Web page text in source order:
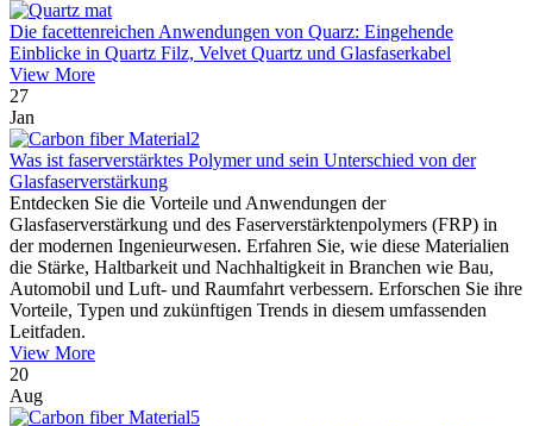
Die facettenreichen Anwendungen von Quarz: Eingehende
Einblicke in Quartz Filz, Velvet Quartz und Glasfaserkabel
View More
27
Jan
Was ist faserverstärktes Polymer und sein Unterschied von der
Glasfaserverstärkung
Entdecken Sie die Vorteile und Anwendungen der
Glasfaserverstärkung und des Faserverstärktenpolymers (FRP) in
der modernen Ingenieurwesen. Erfahren Sie, wie diese Materialien
die Stärke, Haltbarkeit und Nachhaltigkeit in Branchen wie Bau,
Automobil und Luft- und Raumfahrt verbessern. Erforschen Sie ihre
Vorteile, Typen und zukünftigen Trends in diesem umfassenden
Leitfaden.
View More
20
Aug